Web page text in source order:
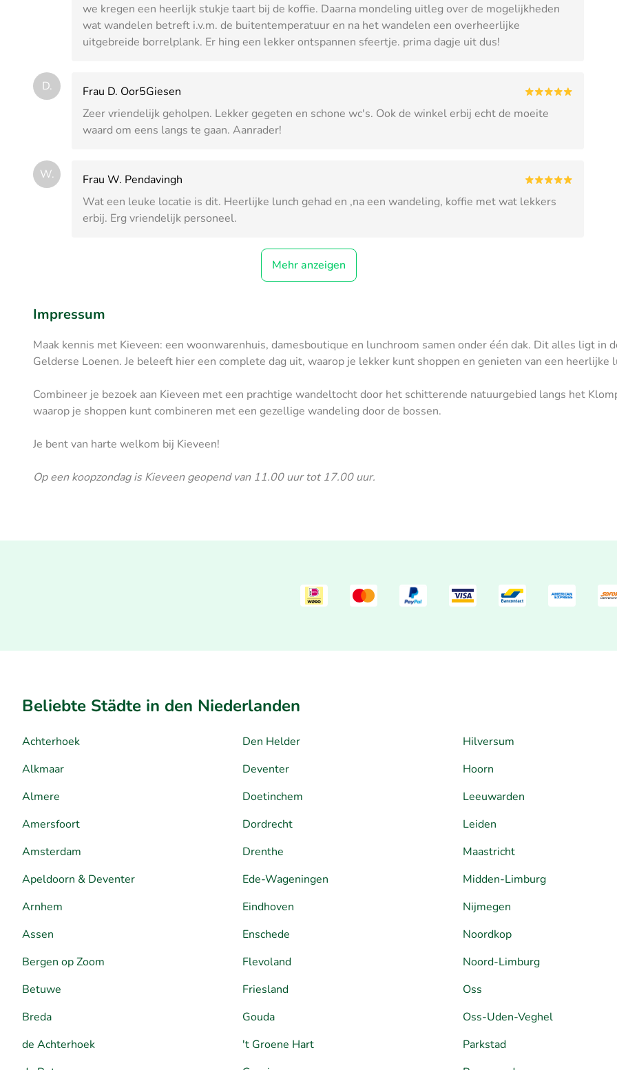
we kregen een heerlijk stukje taart bij de koffie. Daarna mondeling uitleg over de mogelijkheden
wat wandelen betreft i.v.m. de buitentemperatuur en na het wandelen een overheerlijke
uitgebreide borrelplank. Er hing een lekker ontspannen sfeertje. prima dagje uit dus!
D.
Frau D. Oor5Giesen
Zeer vriendelijk geholpen. Lekker gegeten en schone wc's. Ook de winkel erbij echt de moeite
waard om eens langs te gaan. Aanrader!
W.
Frau W. Pendavingh
Wat een leuke locatie is dit. Heerlijke lunch gehad en ,na een wandeling, koffie met wat lekkers
erbij. Erg vriendelijk personeel.
Mehr anzeigen
Impressum
Maak kennis met Kieveen: een woonwarenhuis, damesboutique en lunchroom samen onder één dak. Dit alles ligt in
Gelderse Loenen. Je beleeft hier een complete dag uit, waarop je lekker kunt shoppen en genieten van een heerlijke
Combineer je bezoek aan Kieveen met een prachtige wandeltocht door het schitterende natuurgebied langs het
waarop je shoppen kunt combineren met een gezellige wandeling door de bossen.
Je bent van harte welkom bij Kieveen!
Op een koopzondag is Kieveen geopend van 11.00 uur tot 17.00 uur.
Beliebte Städte in den Niederlanden
Achterhoek
Alkmaar
Almere
Amersfoort
Amsterdam
Apeldoorn & Deventer
Arnhem
Assen
Bergen op Zoom
Betuwe
Breda
de Achterhoek
Den Helder
Deventer
Doetinchem
Dordrecht
Drenthe
Ede-Wageningen
Eindhoven
Enschede
Flevoland
Friesland
Gouda
't Groene Hart
Hilversum
Hoorn
Leeuwarden
Leiden
Maastricht
Midden-Limburg
Nijmegen
Noordkop
Noord-Limburg
Oss
Oss-Uden-Veghel
Parkstad